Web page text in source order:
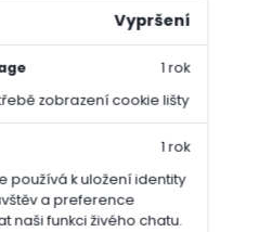
Vypršení
zobrazení cookie lišty
1 rok
používá k uložení identity
a preference
naši funkci živého chatu.
1 rok